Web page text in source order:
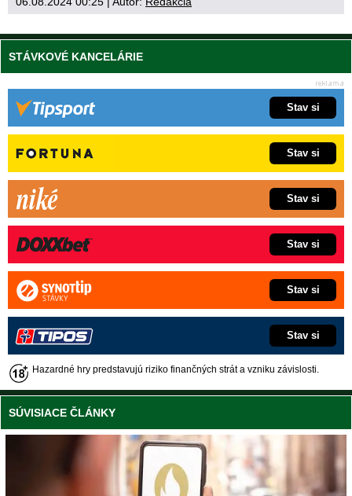
STÁVKOVÉ KANCELÁRIE
Stav si
Stav si
Stav si
Stav si
Stav si
Stav si
Hazardné hry predstavujú riziko finančných strát a vzniku závislosti.
SÚVISIACE ČLÁNKY